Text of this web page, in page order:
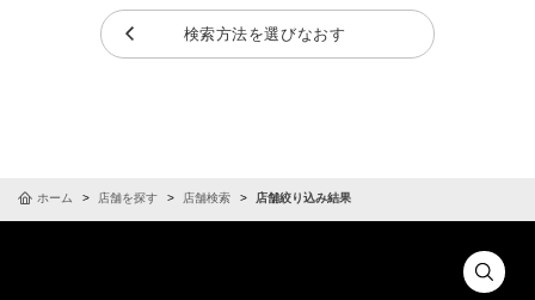
検索方法を選びなおす
ホーム 店舗を探す 店舗検索 店舗絞り込み結果